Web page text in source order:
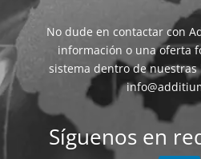
No dude en contactar con
información o una oferta
sistema dentro de
Síguenos en